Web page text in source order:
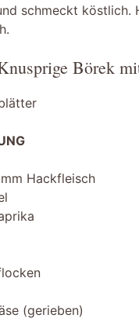
schmeckt köstlich.
Börek
Hackfleisch
(gerieben)